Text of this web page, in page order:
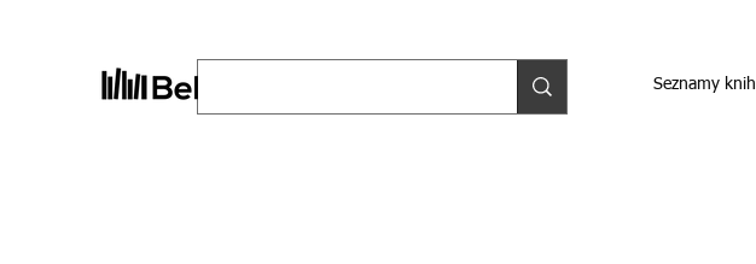
Seznamy knih